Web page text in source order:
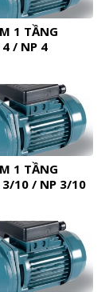
1 TẦNG
/ NP 4
1 TẦNG
3/10 / NP 3/10